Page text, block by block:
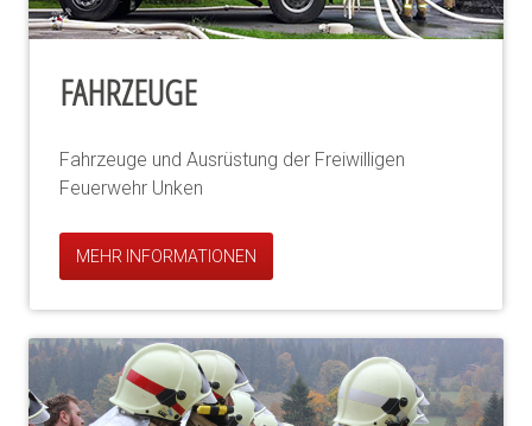
FAHRZEUGE
Fahrzeuge und Ausrüstung der Freiwilligen
Feuerwehr Unken
MEHR INFORMATIONEN